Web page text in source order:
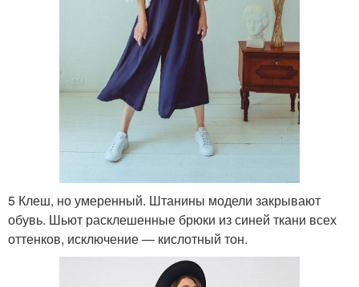
5 Клеш, но умеренный. Штанины модели закрывают
обувь. Шьют расклешенные брюки из синей ткани всех
оттенков, исключение — кислотный тон.